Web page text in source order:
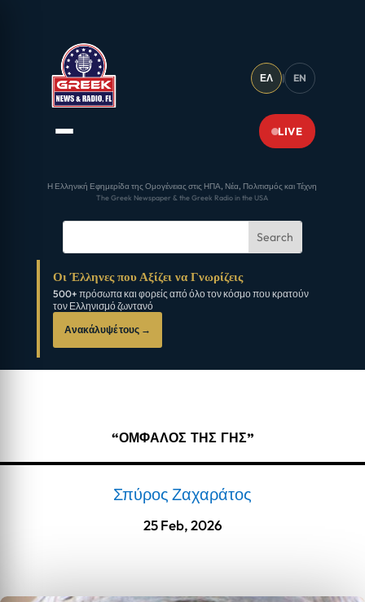
ΕΛ | EN
LIVE
Η Ελληνική Εφημερίδα της Ομογένειας στις ΗΠΑ, Νέα, Πολιτισμός και Τέχνη
The Greek Newspaper & the Greek Radio in the USA
Οι Έλληνες που Αξίζει να Γνωρίζεις
500+ πρόσωπα και φορείς από όλο τον κόσμο που κρατούν
τον Ελληνισμό ζωντανό
Ανακάλυψέ τους →
“ΟΜΦΑΛΟΣ ΤΗΣ ΓΗΣ”
Σπύρος Ζαχαράτος
25 Feb, 2026